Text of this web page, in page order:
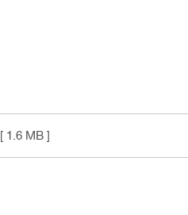
[ 1.6 MB ]